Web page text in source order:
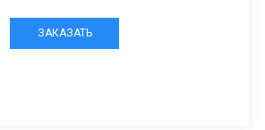
ЗАКАЗАТЬ